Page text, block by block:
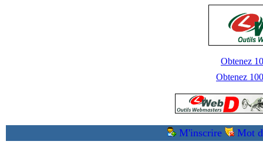
Obtenez
Obtenez
M'inscrire Mot